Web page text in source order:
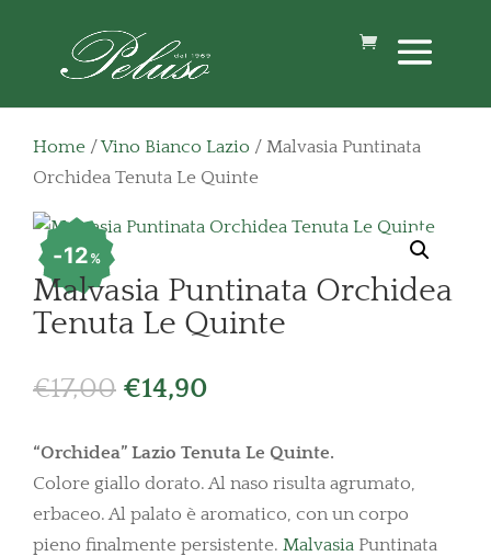
Home /Vino Bianco Lazio / Malvasia Puntinata
Orchidea Tenuta Le Quinte
12%
Malvasia Puntinata Orchidea
Tenuta Le Quinte
€17,00 Il
originale
era:
€17,00.
€14,90
attuale
è:
€14,90.
“Orchidea” Lazio Tenuta Le Quinte.
Colore giallo dorato. Al naso risulta agrumato,
erbaceo. Al palato è aromatico, con un corpo
pieno finalmente persistente. Malvasia Puntinata